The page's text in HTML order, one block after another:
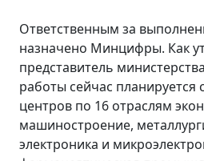
Ответственным за
назначено Минцифры. Как
представитель
работы сейчас планируется
центров по 16 отраслям
машиностроение,
электроника и